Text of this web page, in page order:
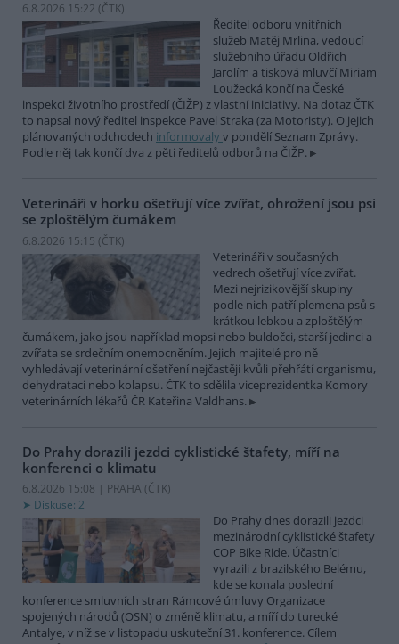
6.8.2026 15:22 (ČTK)
Ředitel odboru vnitřních
služeb Matěj Mrlina, vedoucí
služebního úřadu Oldřich
Jarolím a tisková mluvčí Miriam
Loužecká končí na České
inspekci životního prostředí (ČIŽP) z vlastní iniciativy. Na dotaz ČTK
to napsal nový ředitel inspekce Pavel Straka (za Motoristy). O jejich
plánovaných odchodech informovaly v pondělí Seznam Zprávy.
Podle něj tak končí dva z pěti ředitelů odborů na ČIŽP.
Veterináři v horku ošetřují více zvířat, ohrožení jsou psi
se zploštělým čumákem
6.8.2026 15:15 (ČTK)
Veterináři v současných
vedrech ošetřují více zvířat.
Mezi nejrizikovější skupiny
podle nich patří plemena psů s
krátkou lebkou a zploštělým
čumákem, jako jsou například mopsi nebo buldočci, starší jedinci a
zvířata se srdečním onemocněním. Jejich majitelé pro ně
vyhledávají veterinární ošetření nejčastěji kvůli přehřátí organismu,
dehydrataci nebo kolapsu. ČTK to sdělila viceprezidentka Komory
veterinárních lékařů ČR Kateřina Valdhans.
Do Prahy dorazili jezdci cyklistické štafety, míří na
konferenci o klimatu
6.8.2026 15:08 | PRAHA (ČTK)
Diskuse: 2
Do Prahy dnes dorazili jezdci
mezinárodní cyklistické štafety
COP Bike Ride. Účastníci
vyrazili z brazilského Belému,
kde se konala poslední
konference smluvních stran Rámcové úmluvy Organizace
spojených národů (OSN) o změně klimatu, a míří do turecké
Antalye, v níž se v listopadu uskuteční 31. konference. Cílem